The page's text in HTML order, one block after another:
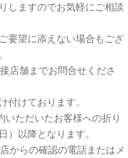
しますのでお気軽にご相談
要望に添えない場合もござ
店舗までお問合せくださ
付けております。
いただいたお客様への折り
）以降となります。
からの確認の電話またはメ